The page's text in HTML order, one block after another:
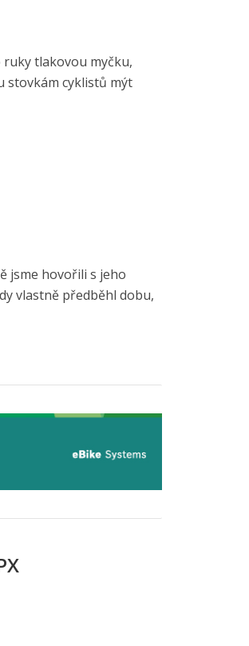
ruky tlakovou myčku,
stovkám cyklistů mýt
jsme hovořili s jeho
vlastně předběhl dobu,